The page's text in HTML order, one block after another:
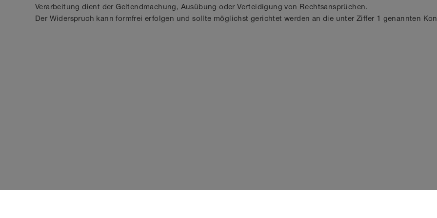
Verarbeitung dient der Geltendmachung, Ausübung oder Verteidigung von Rechtsansprüchen.
Der Widerspruch kann formfrei erfolgen und sollte möglichst gerichtet werden an die unter Ziffer 1 genannten